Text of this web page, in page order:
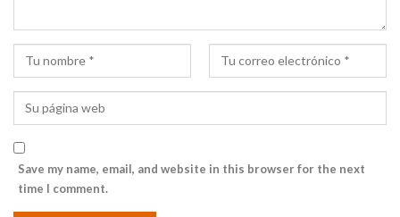
Save my name, email, and website in this browser for the next
time I comment.